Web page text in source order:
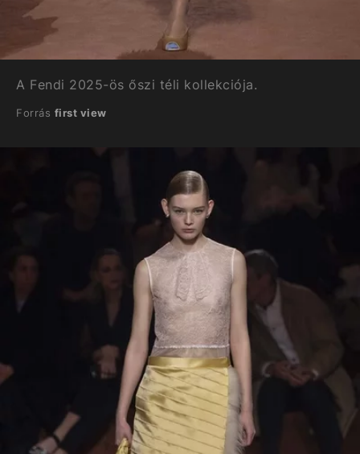
A Fendi 2025-ös őszi téli kollekciója.
Forrás first view